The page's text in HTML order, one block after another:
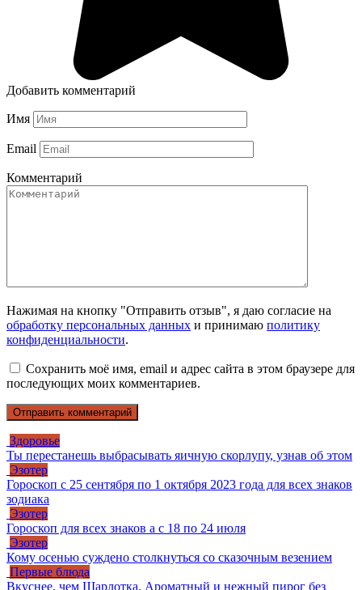
Добавить комментарий
Имя
Email
Комментарий
Нажимая на кнопку "Отправить отзыв", я даю согласие на
обработку персональных данных и принимаю политику
конфиденциальности.
Сохранить моё имя, email и адрес сайта в этом браузере для
последующих моих комментариев.
Здоровье
Ты перестанешь выбрасывать яичную скорлупу, узнав об этом
Эзотер
Гороскоп с 25 сентября по 1 октября 2023 года для всех знаков
зодиака
Эзотер
Гороскоп для всех знаков а с 18 по 24 июля
Эзотер
Кому осенью суждено столкнуться со сказочным везением
Первые блюда
Вкуснее, чем Шарлотка. Ароматный и нежный пирог без